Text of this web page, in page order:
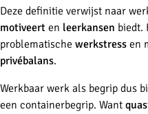
Deze definitie verwijst naar
motiveert en leerkansen biedt.
problematische werkstress en
privébalans.
Werkbaar werk als begrip dus
een containerbegrip. Want